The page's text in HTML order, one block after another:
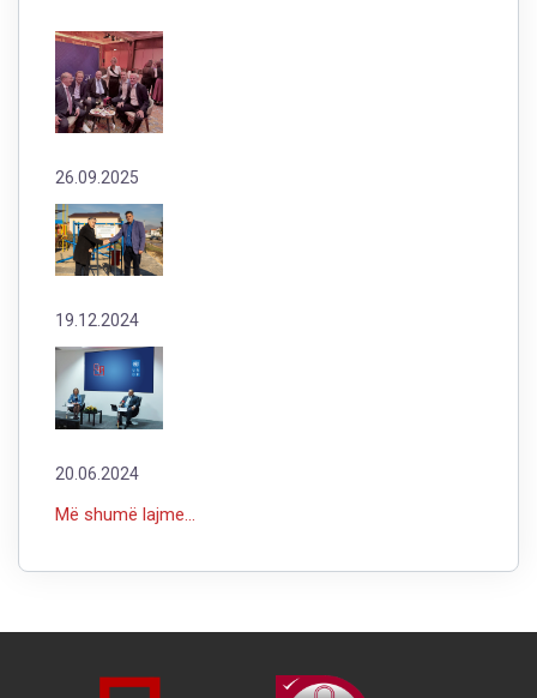
26.09.2025
19.12.2024
20.06.2024
Më shumë lajme...